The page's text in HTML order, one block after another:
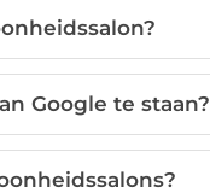
Google te staan?